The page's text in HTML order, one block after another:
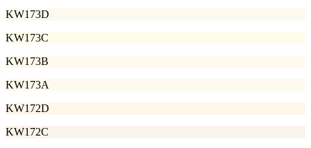
KW173D
KW173C
KW173B
KW173A
KW172D
KW172C